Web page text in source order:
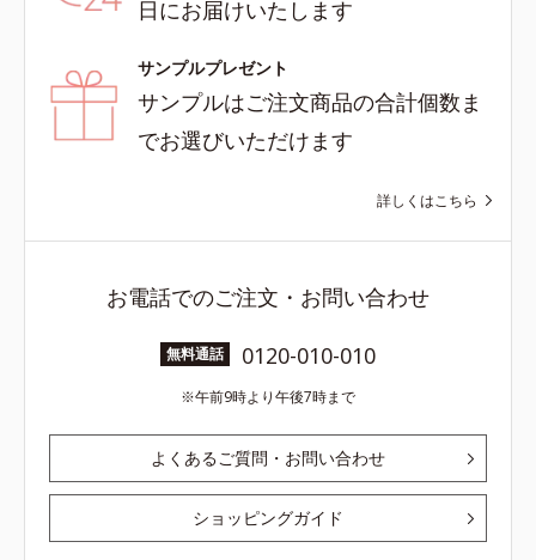
日にお届けいたします
サンプルプレゼント
サンプルはご注文商品の合計個数ま
でお選びいただけます
詳しくはこちら
お電話でのご注文・お問い合わせ
無料通話 0120-010-010
午前9時より午後7時まで
よくあるご質問・お問い合わせ
ショッピングガイド